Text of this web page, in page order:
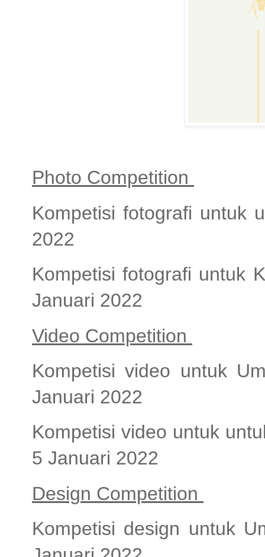
Photo Competition
Kompetisi fotografi untuk
2022
Kompetisi fotografi untuk
Januari 2022
Video Competition
Kompetisi video untuk
Januari 2022
Kompetisi video untuk
5 Januari 2022
Design Competition
Kompetisi design untuk